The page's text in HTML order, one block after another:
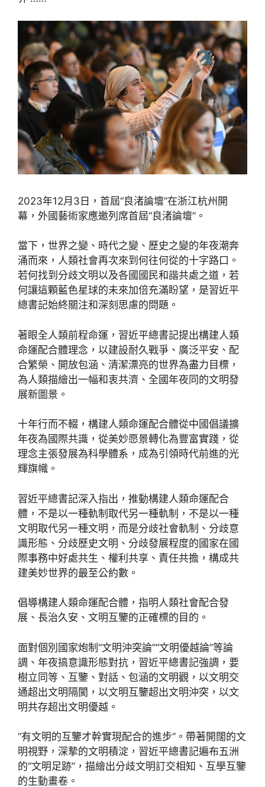
2023年12月3日，首屆“良渚論壇”在浙江杭州開
幕，外國藝術家應邀列席首屆“良渚論壇”。
當下，世界之變、時代之變、歷史之變的年夜潮奔
涌而來，人類社會再次來到何往何從的十字路口。
若何找到分歧文明以及各國國民和諧共處之道，若
何讓這顆藍色星球的未來加倍充滿盼望，是習近平
總書記始終關注和深刻思慮的問題。
著眼全人類前程命運，習近平總書記提出構建人類
命運配合體理念，以建設耐久戰爭、廣泛平安、配
合繁榮、開放包涵、清潔漂亮的世界為盡力目標，
為人類描繪出一幅和衷共濟、全國年夜同的文明發
展新圖景。
十年行而不輟，構建人類命運配合體從中國倡議擴
年夜為國際共識，從美妙愿景轉化為豐富實踐，從
理念主張發展為科學體系，成為引領時代前進的光
輝旗幟。
習近平總書記深入指出，推動構建人類命運配合
體，不是以一種軌制取代另一種軌制，不是以一種
文明取代另一種文明，而是分歧社會軌制、分歧意
識形態、分歧歷史文明、分歧發展程度的國家在國
際事務中好處共生、權利共享、責任共擔，構成共
建美妙世界的最至公約數。
倡導構建人類命運配合體，指明人類社會配合發
展、長治久安、文明互鑒的正確標的目的。
面對個別國家炮制“文明沖突論”“文明優越論”等論
調、年夜搞意識形態對抗，習近平總書記強調，要
樹立同等、互鑒、對話、包涵的文明觀，以文明交
通超出文明隔閡，以文明互鑒超出文明沖突，以文
明共存超出文明優越。
“有文明的互鑒才幹實現配合的進步”。帶著開闊的文
明視野，深摯的文明積淀，習近平總書記遍布五洲
的“文明足跡”，描繪出分歧文明訂交相知、互學互鑒
的生動畫卷。